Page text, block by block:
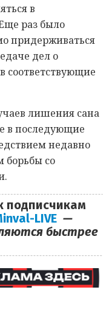
в
раз было
придерживаться
дел о
соответствующие
лишения сана
в последующие
недавно
борьбы со
подписчикам
LIVE —
быстрее